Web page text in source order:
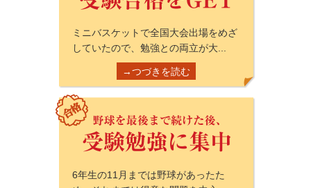
ミニバスケットで全国大会出場をめざ
していたので、勉強との両立が大...
→つづきを読む
6年生の11月までは野球があったた